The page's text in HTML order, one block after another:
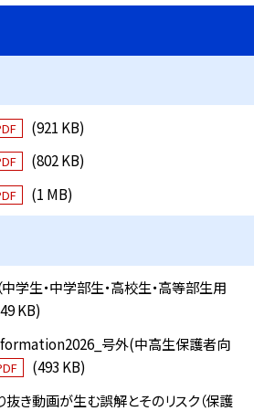
(921 KB)
(802 KB)
(1 MB)
中学生・中学部生・高校生・高等部生用
KB)
号外(中高生保護者向
(493 KB)
抜き動画が生む誤解とそのリスク（保護